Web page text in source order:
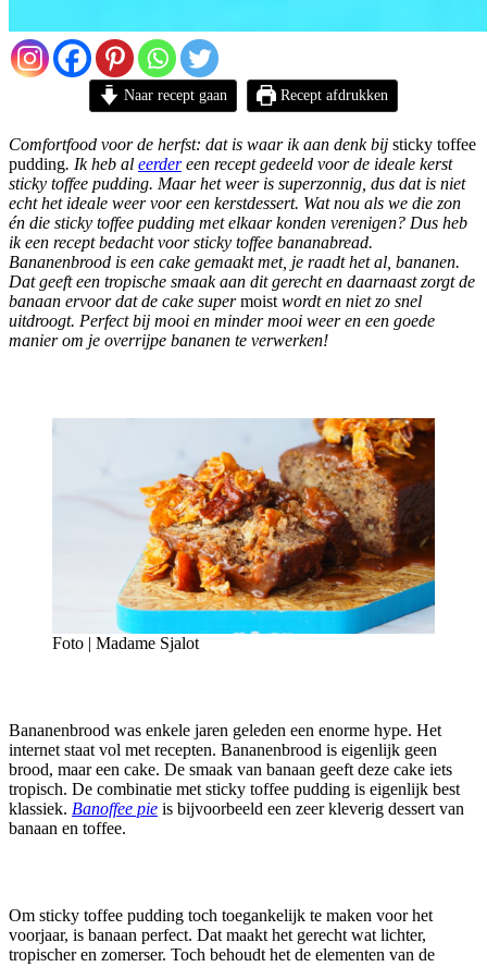
Naar recept gaan Recept afdrukken
Comfortfood voor de herfst: dat is waar ik aan denk bij sticky toffee
pudding. Ik heb al eerdereen recept gedeeld voor de ideale kerst
sticky toffee pudding. Maar het weer is superzonnig, dus dat is niet
echt het ideale weer voor een kerstdessert. Wat nou als we die zon
én die sticky toffee pudding met elkaar konden verenigen? Dus heb
ik een recept bedacht voor sticky toffee bananabread.
Bananenbrood is een cake gemaakt met, je raadt het al, bananen.
Dat geeft een tropische smaak aan dit gerecht en daarnaast zorgt de
banaan ervoor dat de cake supermoist wordt en niet zo snel
uitdroogt. Perfect bij mooi en minder mooi weer en een goede
manier om je overrijpe bananen te verwerken!
Foto | Madame Sjalot
Bananenbrood was enkele jaren geleden een enorme hype. Het
internet staat vol met recepten. Bananenbrood is eigenlijk geen
brood, maar een cake. De smaak van banaan geeft deze cake iets
tropisch. De combinatie met sticky toffee pudding is eigenlijk best
klassiek. Banoffee pie is bijvoorbeeld een zeer kleverig dessert van
banaan en toffee.
Om sticky toffee pudding toch toegankelijk te maken voor het
voorjaar, is banaan perfect. Dat maakt het gerecht wat lichter,
tropischer en zomerser. Toch behoudt het de elementen van de